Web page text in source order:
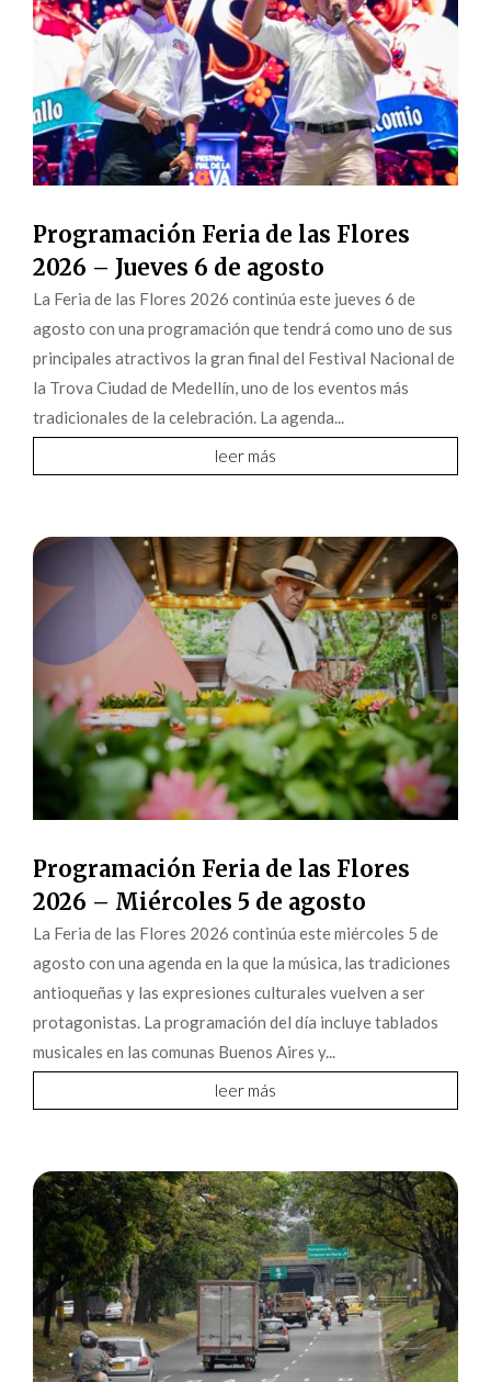
Programación Feria de las Flores
2026 – Jueves 6 de agosto
La Feria de las Flores 2026 continúa este jueves 6 de
agosto con una programación que tendrá como uno de sus
principales atractivos la gran final del Festival Nacional de
la Trova Ciudad de Medellín, uno de los eventos más
tradicionales de la celebración. La agenda...
leer más
Programación Feria de las Flores
2026 – Miércoles 5 de agosto
La Feria de las Flores 2026 continúa este miércoles 5 de
agosto con una agenda en la que la música, las tradiciones
antioqueñas y las expresiones culturales vuelven a ser
protagonistas. La programación del día incluye tablados
musicales en las comunas Buenos Aires y...
leer más